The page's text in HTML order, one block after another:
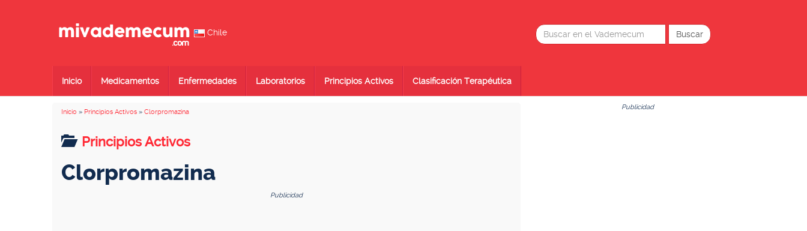
Chile
Inicio Medicamentos Enfermedades Laboratorios Principios Activos Clasificación Terapéutica
Inicio » Principios Activos » Clorpromazina
Principios Activos
Clorpromazina
Publicidad
Publicidad